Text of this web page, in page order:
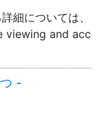
細については、「
and
-